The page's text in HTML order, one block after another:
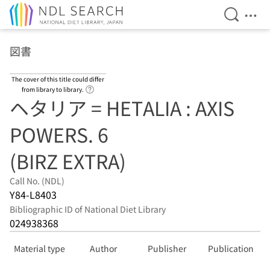
Open
図書
The cover of this title could differ
from library to library.
ヘタリア = HETALIA : AXIS
POWERS. 6
(BIRZ EXTRA)
Call No. (NDL)
Y84-L8403
Bibliographic ID of National Diet Library
024938368
Material type Author Publisher
Publication